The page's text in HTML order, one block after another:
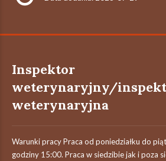
Inspektor
weterynaryjny/
weterynaryjna
Warunki pracy Praca od poniedziałku do
godziny 15:00. Praca w siedzibie jak i poza